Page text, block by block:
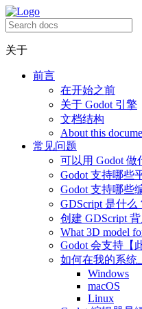
关于
前言
在开始之前
关于 Godot 引擎
文档结构
About this
常见问题
可以用 Godot
Godot 支持哪些
Godot 支持哪些
GDScript 是什么
创建 GDScript
What 3D model
Godot 会支持【
如何在我的系统
Windows
macOS
Linux